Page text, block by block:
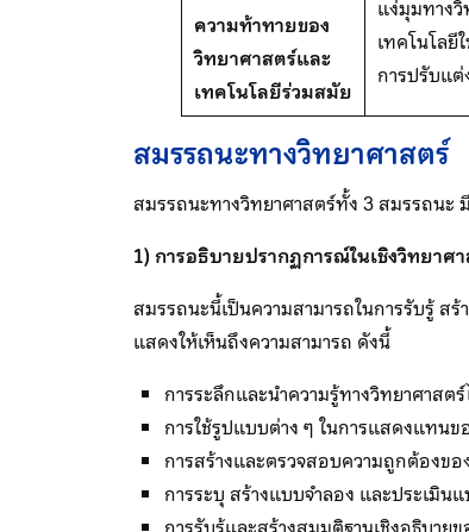
ความท้าทายของ
วิทยาศาสตร์และ
เทคโนโลยีร่วมสมัย
แง่มุมทาง
เทคโนโลยี
การปรับแต่
สมรรถนะทางวิทยาศาสตร์
สมรรถนะทางวิทยาศาสตร์ทั้ง 3 สมรรถนะ
1) การอธิบายปรากฏการณ์ในเชิงวิทยาศ
สมรรถนะนี้เป็นความสามารถในการรับรู้ ส
แสดงให้เห็นถึงความสามารถ ดังนี้
การระลึกและนำความรู้ทางวิทยาศาสต
การใช้รูปแบบต่าง ๆ ในการแสดงแทน
การสร้างและตรวจสอบความถูกต้องข
การระบุ สร้างแบบจำลอง และประเมิน